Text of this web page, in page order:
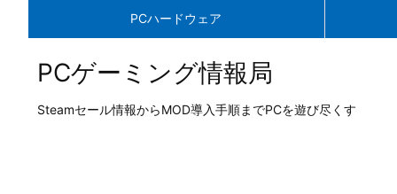
PCハードウェア
PCゲーミング情報局
Steamセール情報からMOD導入手順までPCを遊び尽くす